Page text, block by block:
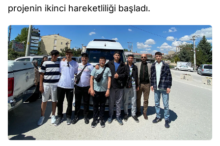
projenin ikinci hareketliliği başladı.